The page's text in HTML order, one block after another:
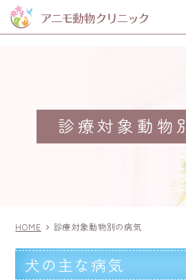
診療対象動物
HOME 診療対象動物別の病気
犬の主な病気